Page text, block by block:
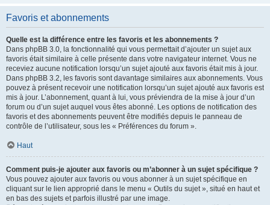
Favoris et abonnements
Quelle est la différence entre les favoris et les abonnements ?
Dans phpBB 3.0, la fonctionnalité qui vous permettait d’ajouter un sujet aux
favoris était similaire à celle présente dans votre navigateur internet. Vous ne
receviez aucune notification lorsqu’un sujet ajouté aux favoris était mis à jour.
Dans phpBB 3.2, les favoris sont davantage similaires aux abonnements. Vous
pouvez à présent recevoir une notification lorsqu’un sujet ajouté aux favoris est
mis à jour. L’abonnement, quant à lui, vous préviendra de la mise à jour d’un
forum ou d’un sujet auquel vous êtes abonné. Les options de notification des
favoris et des abonnements peuvent être modifiés depuis le panneau de
contrôle de l’utilisateur, sous les « Préférences du forum ».
Haut
Comment puis-je ajouter aux favoris ou m’abonner à un sujet spécifique ?
Vous pouvez ajouter aux favoris ou vous abonner à un sujet spécifique en
cliquant sur le lien approprié dans le menu « Outils du sujet », situé en haut et
en bas des sujets et parfois illustré par une image.